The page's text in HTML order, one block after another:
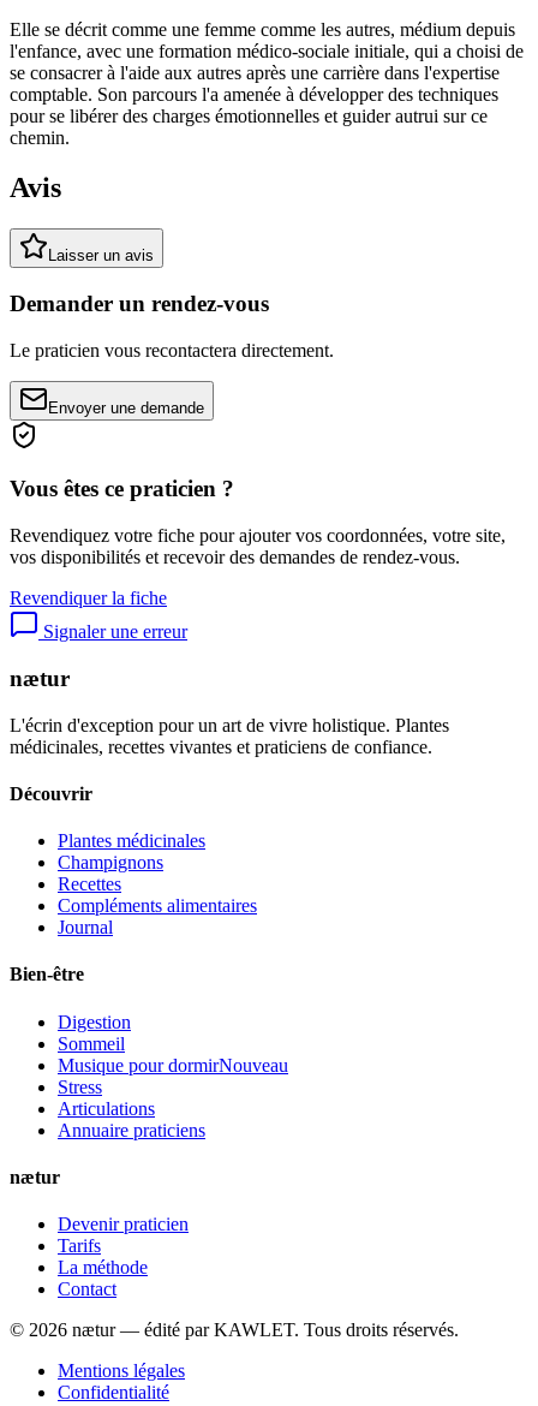
Elle se décrit comme une femme comme les autres, médium depuis
l'enfance, avec une formation médico-sociale initiale, qui a choisi de
se consacrer à l'aide aux autres après une carrière dans l'expertise
comptable. Son parcours l'a amenée à développer des techniques
pour se libérer des charges émotionnelles et guider autrui sur ce
chemin.
Avis
Laisser un avis
Demander un rendez-vous
Le praticien vous recontactera directement.
Envoyer une demande
Vous êtes ce praticien ?
Revendiquez votre fiche pour ajouter vos coordonnées, votre site,
vos disponibilités et recevoir des demandes de rendez-vous.
Revendiquer la fiche
Signaler une erreur
nætur
L'écrin d'exception pour un art de vivre holistique. Plantes
médicinales, recettes vivantes et praticiens de confiance.
Découvrir
Plantes médicinales
Champignons
Recettes
Compléments alimentaires
Journal
Bien-être
Digestion
Sommeil
Musique pour dormirNouveau
Stress
Articulations
Annuaire praticiens
nætur
Devenir praticien
Tarifs
La méthode
Contact
© 2026 nætur — édité par KAWLET. Tous droits réservés.
Mentions légales
Confidentialité